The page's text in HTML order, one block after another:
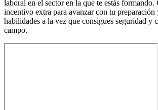
laboral en el sector en la que te estás formando.
incentivo extra para avanzar con tu preparación
habilidades a la vez que consigues seguridad y
campo.